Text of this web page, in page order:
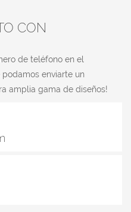
CON
de teléfono en el
enviarte un
amplia gama de diseños!